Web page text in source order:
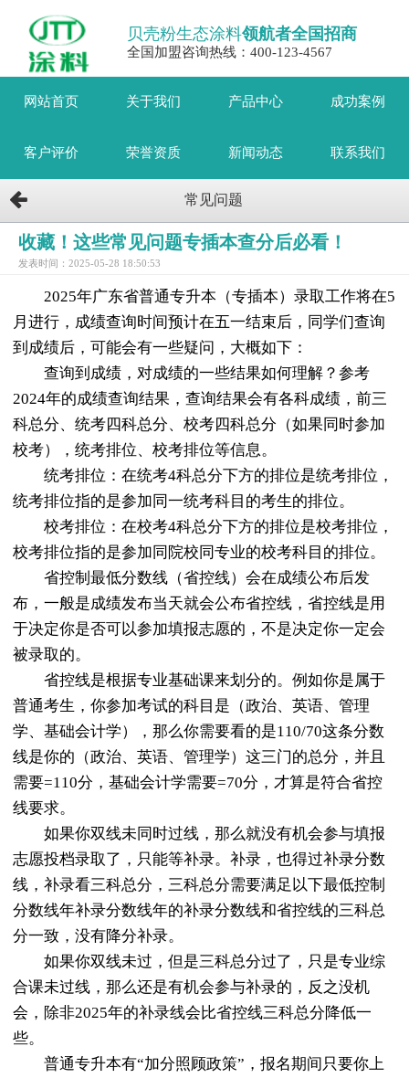
贝壳粉生态涂料领航者全国招商
全国加盟咨询热线：400-123-4567
网站首页 关于我们 产品中心 成功案例
客户评价 荣誉资质 新闻动态 联系我们
常见问题
收藏！这些常见问题专插本查分后必看！
发表时间：2025-05-28 18:50:53
2025年广东省普通专升本（专插本）录取工作将在5
月进行，成绩查询时间预计在五一结束后，同学们查询
到成绩后，可能会有一些疑问，大概如下：
查询到成绩，对成绩的一些结果如何理解？参考
2024年的成绩查询结果，查询结果会有各科成绩，前三
科总分、统考四科总分、校考四科总分（如果同时参加
校考），统考排位、校考排位等信息。
统考排位：在统考4科总分下方的排位是统考排位，
统考排位指的是参加同一统考科目的考生的排位。
校考排位：在校考4科总分下方的排位是校考排位，
校考排位指的是参加同院校同专业的校考科目的排位。
省控制最低分数线（省控线）会在成绩公布后发
布，一般是成绩发布当天就会公布省控线，省控线是用
于决定你是否可以参加填报志愿的，不是决定你一定会
被录取的。
省控线是根据专业基础课来划分的。例如你是属于
普通考生，你参加考试的科目是（政治、英语、管理
学、基础会计学），那么你需要看的是110/70这条分数
线是你的（政治、英语、管理学）这三门的总分，并且
需要=110分，基础会计学需要=70分，才算是符合省控
线要求。
如果你双线未同时过线，那么就没有机会参与填报
志愿投档录取了，只能等补录。补录，也得过补录分数
线，补录看三科总分，三科总分需要满足以下最低控制
分数线年补录分数线年的补录分数线和省控线的三科总
分一致，没有降分补录。
如果你双线未过，但是三科总分过了，只是专业综
合课未过线，那么还是有机会参与补录的，反之没机
会，除非2025年的补录线会比省控线三科总分降低一
些。
普通专升本有“加分照顾政策”，报名期间只要你上